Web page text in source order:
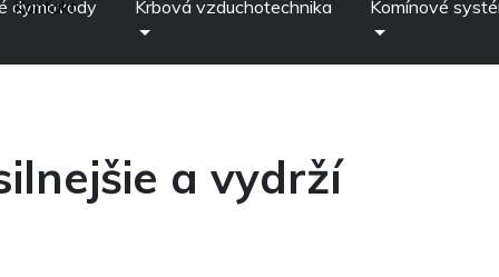
dymovody Krbová vzduchotechnika Komínové
Kontakt
a vydrží